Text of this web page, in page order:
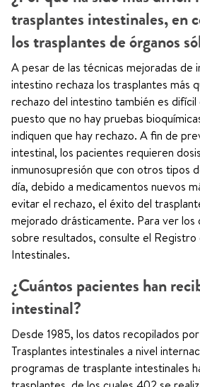
trasplantes intestinales, en
los trasplantes de órganos
A pesar de las técnicas mejoradas de
intestino rechaza los trasplantes más
rechazo del intestino también es difícil
puesto que no hay pruebas
indiquen que hay rechazo. A fin de
intestinal, los pacientes requieren
inmunosupresión que con otros tipos
día, debido a medicamentos nuevos
evitar el rechazo, el éxito del
mejorado drásticamente. Para ver los
sobre resultados, consulte el Registro
Intestinales.
¿Cuántos pacientes han
intestinal?
Desde 1985, los datos recopilados
Trasplantes intestinales a nivel
programas de trasplante intestinales